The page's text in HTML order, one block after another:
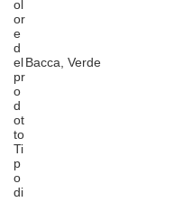
ol
or
e
d
el
pr
o
d
ot
to
Bacca, Verde
Ti
p
o
di